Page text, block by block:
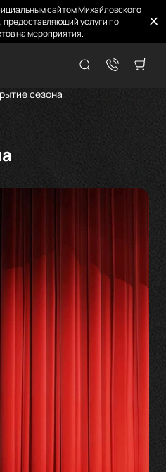
сайтом Михайловского
услуги по
на мероприятия.
сезона